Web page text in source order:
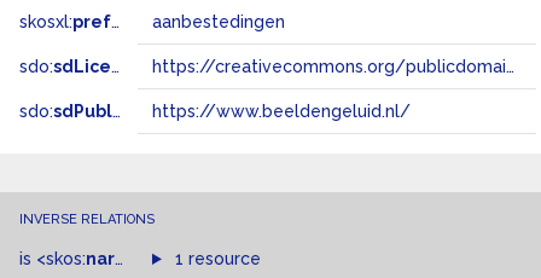
skosxl:prefLabel aanbestedingen
sdo:sdLicense https://creativecommons.org/publicdomain/zero/1.0/
sdo:sdPublisher https://www.beeldengeluid.nl/
INVERSE RELATIONS
is <skos:narrowMatch >of
1 resource